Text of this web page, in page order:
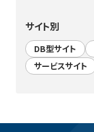
サイト別
DB型サイト
サービスサイト